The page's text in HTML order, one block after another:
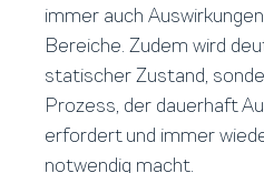
immer auch
Bereiche. Zudem wird
statischer Zustand,
Prozess, der dauerhaft
erfordert und immer
notwendig macht.